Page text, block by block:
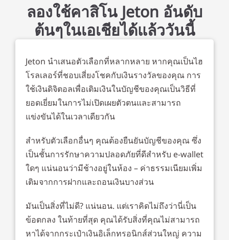
ลองใช้คาสิโน Jeton อันดับ
ต้นๆในเอเชียได้แล้ววันนี้
Jeton นำเสนอตัวเลือกที่หลากหลาย หากคุณเป็นไฮ
โรลเลอร์ที่ชอบเสี่ยงโชคกับเงินรางวัลของคุณ การ
ใช้เงินดิจิตอลเพื่อเติมเงินในบัญชีของคุณเป็นวิธีที่
ยอดเยี่ยมในการไม่เปิดเผยตัวตนและสามารถ
แข่งขันได้ในเวลาเดียวกัน
สำหรับตัวเลือกอื่นๆ คุณต้องยืนยันบัญชีของคุณ ซึ่ง
เป็นชั้นการรักษาความปลอดภัยที่ดีสำหรับ e-wallet
ใดๆ แน่นอนว่ามีช้างอยู่ในห้อง – ค่าธรรมเนียมเพิ่ม
เติมจากการฝากและถอนเงินบางส่วน
มันเป็นสิ่งที่ไม่ดี? แน่นอน. แต่เราคิดไม่ถึงว่านี่เป็น
ข้อตกลง ในท้ายที่สุด คุณได้รับสิ่งที่คุณไม่สามารถ
หาได้จากกระเป๋าเงินอิเล็กทรอนิกส์ส่วนใหญ่ ความ